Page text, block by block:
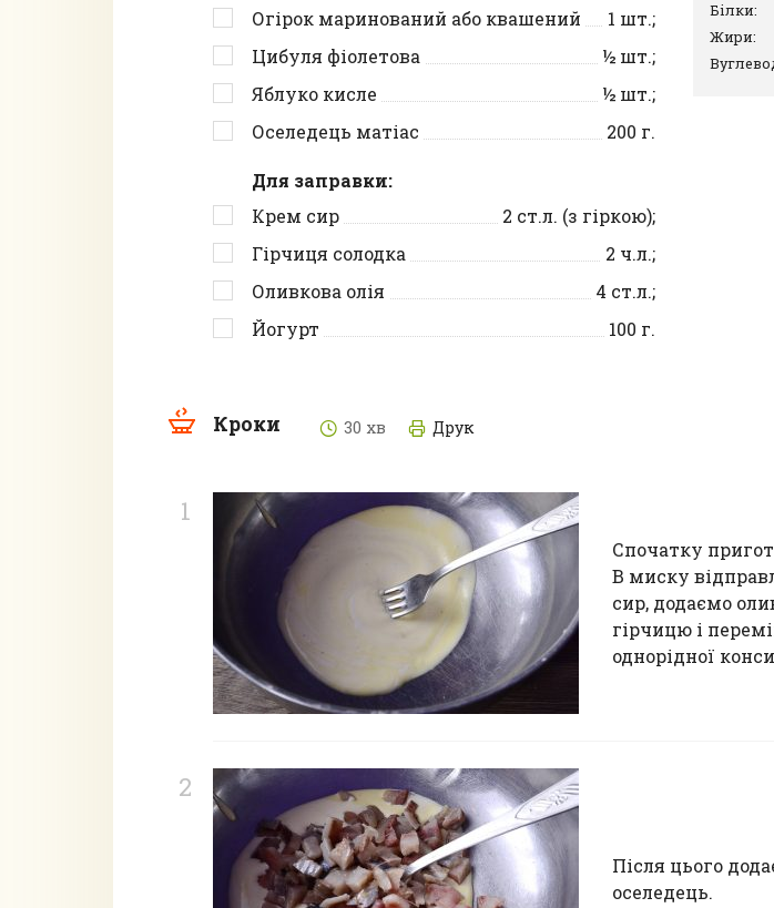
Огірок маринований або квашений
1 шт.;
Цибуля фіолетова
½ шт.;
Яблуко кисле
½ шт.;
Оселедець матіас
200 г.
Для заправки:
Крем сир
2 ст.л. (з гіркою);
Гірчиця солодка
2 ч.л.;
Оливкова олія
4 ст.л.;
Йогурт
100 г.
Білки:
Жири:
Кроки 30 хв Друк
Спочатку
В миску
сир, додаємо
гірчицю і
однорідної
Після цього
оселедець.